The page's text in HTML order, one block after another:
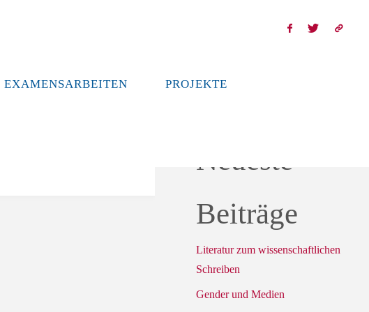
EXAMENSARBEITEN PROJEKTE
Neueste
Beiträge
Literatur zum wissenschaftlichen
Schreiben
Gender und Medien